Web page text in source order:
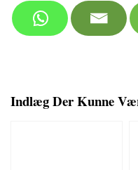
Indlæg Der Kunne